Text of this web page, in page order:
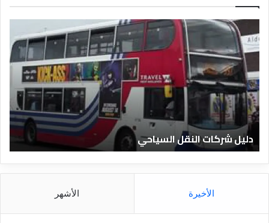
شركات
النقل
السياحي
دليل شركات النقل السياحي
الأخيرة الأشهر